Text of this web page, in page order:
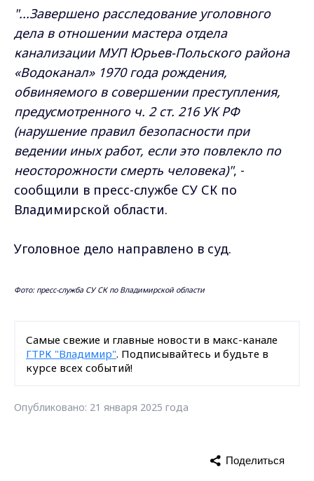
"...Завершено расследование уголовного
дела в отношении мастера отдела
канализации МУП Юрьев-Польского района
«Водоканал» 1970 года рождения,
обвиняемого в совершении преступления,
предусмотренного ч. 2 ст. 216 УК РФ
(нарушение правил безопасности при
ведении иных работ, если это повлекло по
неосторожности смерть человека)", -
сообщили в пресс-службе СУ СК по
Владимирской области.
Уголовное дело направлено в суд.
Фото: пресс-служба СУ СК по Владимирской области
Самые свежие и главные новости в макс-канале
ГТРК "Владимир". Подписывайтесь и будьте в
курсе всех событий!
Опубликовано: 21 января 2025 года
Поделиться